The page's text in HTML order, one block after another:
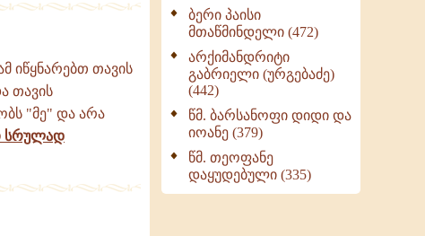
იწყნარებთ თავის
თავის
"მე" და არა
სრულად
ბერი პაისი
მთაწმინდელი (472)
არქიმანდრიტი
გაბრიელი (ურგებაძე)
(442)
წმ. ბარსანოფი დიდი და
იოანე (379)
წმ. თეოფანე
დაყუდებული (335)